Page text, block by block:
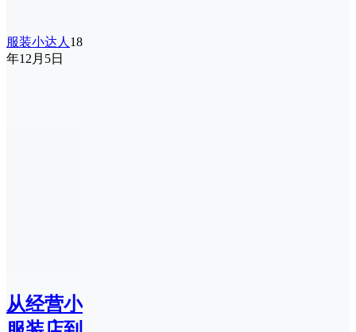
服装小达人 18
年12月5日
从经营小